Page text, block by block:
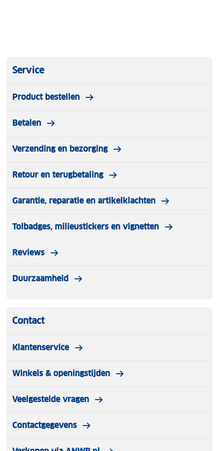
Service
Product bestellen
Betalen
Verzending en bezorging
Retour en terugbetaling
Garantie, reparatie en artikelklachten
Tolbadges, milieustickers en vignetten
Reviews
Duurzaamheid
Contact
Klantenservice
Winkels & openingstijden
Veelgestelde vragen
Contactgegevens